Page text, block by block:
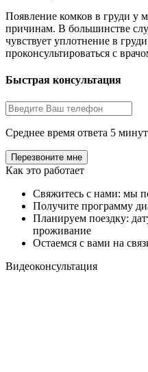
Появление комков в груди у
причинам. В большинстве
чувствует уплотнение в
проконсультироваться с
Быстрая консультация
Среднее время ответа 5
Как это работает
Свяжитесь с нами: мы
Получите программу
Планируем поездку:
проживание
Остаемся с вами на
Видеоконсультация